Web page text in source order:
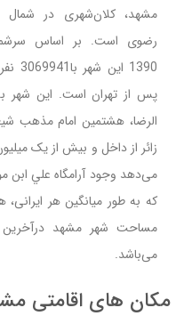
مشهد، کلان‌شهری در شمال
رضوی است. بر اساس
پس از تهران است. این شهر
زائر از داخل و بیش از یک
می‌دهد وجود آرامگاه علي
که به طور میانگین هر
می‌باشد.
مکان های اقامتی